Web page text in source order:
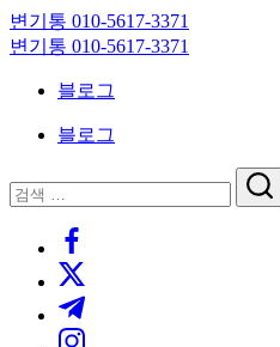
Skip
to
content
변기통 010-5617-3371
변
대
변기통 010-5617-3371
크
블로그
블로그
닫
기
검
검
https://www.facebook.com/
https://twitter.com/
https://t.me/
https://www.instagram.com/